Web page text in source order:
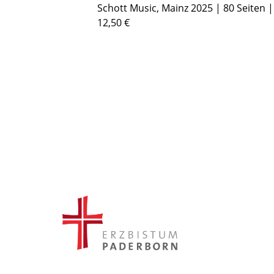
Schott Music, Mainz 2025 | 80 Seiten |
12,50 €